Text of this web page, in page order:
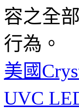
容之全
行為。
美國
UVC